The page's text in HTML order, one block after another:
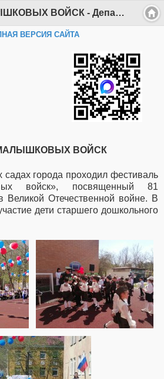
ПАРАД МАЛЫШКОВЫХ ВОЙСК - Департамент образования Администрации г. Саров
ВЕРСИЯ САЙТА
ВОЙСК
садах города проходил фестиваль
войск», посвященный 81
Отечественной войне. В
дети старшего дошкольного